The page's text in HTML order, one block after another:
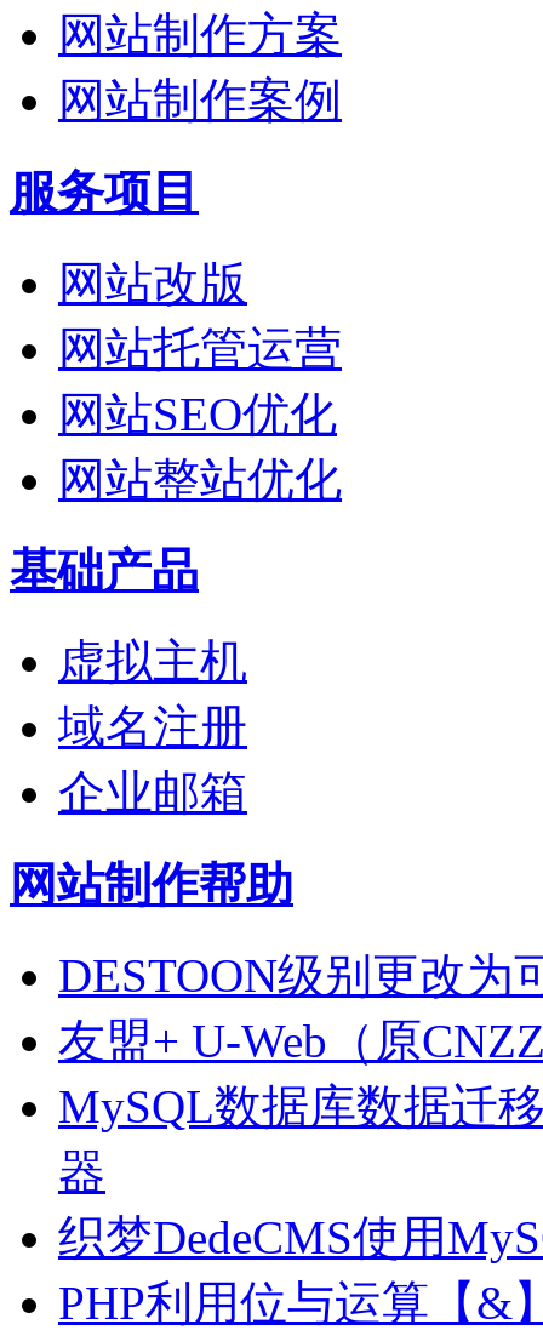
网站制作方案
网站制作案例
服务项目
网站改版
网站托管运营
网站SEO优化
网站整站优化
基础产品
虚拟主机
域名注册
企业邮箱
网站制作帮助
DESTOON级别更改为
友盟+ U-Web（原
MySQL数据库数据迁
器
织梦DedeCMS使用
PHP利用位与运算【&